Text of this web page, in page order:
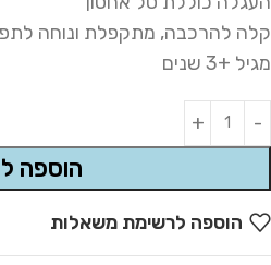
קלה להרכבה, מתקפלת ונוחה
מגיל +3 שנים
הוספה
Alternative:
הוספה לרשימת משאלות